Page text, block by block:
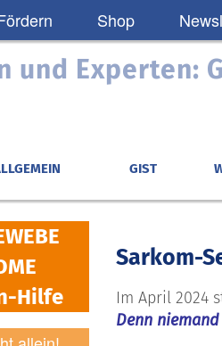
Shop
und Experten:
GIST
Hilfe
Sarkom-
Im April 2024
Denn